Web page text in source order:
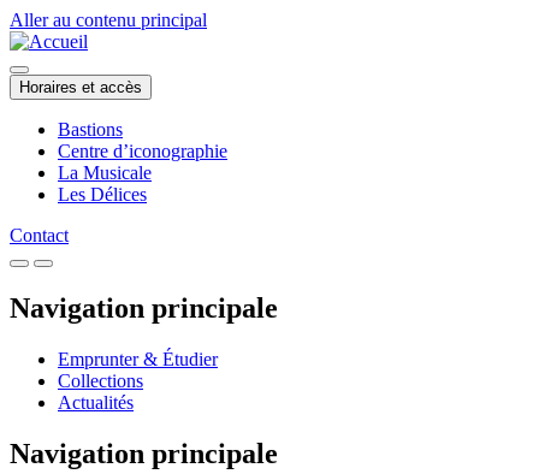
Aller au contenu principal
Horaires et accès
Bastions
Centre d’iconographie
La Musicale
Les Délices
Contact
Navigation principale
Emprunter & Étudier
Collections
Actualités
Navigation principale